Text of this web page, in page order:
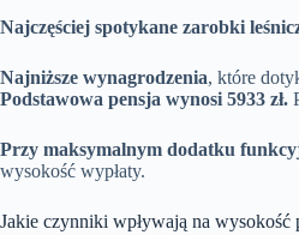
Najczęściej spotykane zarobki
Najniższe wynagrodzenia, które
Podstawowa pensja wynosi 5933 zł.
Przy maksymalnym dodatku
wysokość wypłaty.
Jakie czynniki wpływają na wysokość